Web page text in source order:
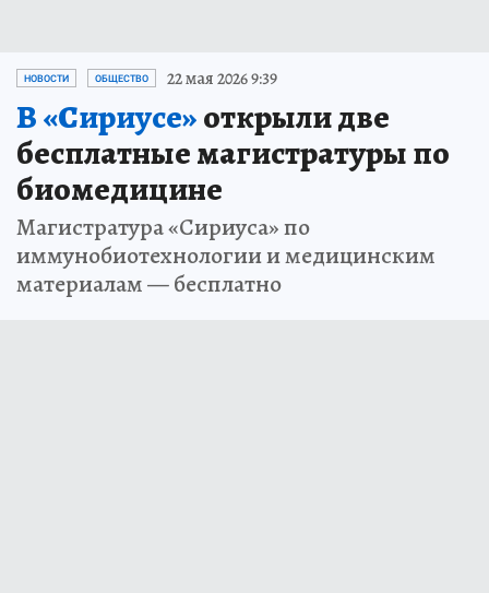
НОВОСТИ ОБЩЕСТВО 22 мая 2026 9:39
В «Сириусе»открыли две
бесплатные магистратуры по
биомедицине
Магистратура «Сириуса» по
иммунобиотехнологии и медицинским
материалам — бесплатно